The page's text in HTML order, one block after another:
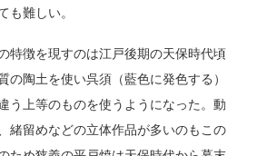
も難しい。
特徴を現すのは江戸後期の天保時代頃
の陶土を使い呉須（藍色に発色する）
う上等のものを使うようになった。動
緒留めなどの立体作品が多いのもこの